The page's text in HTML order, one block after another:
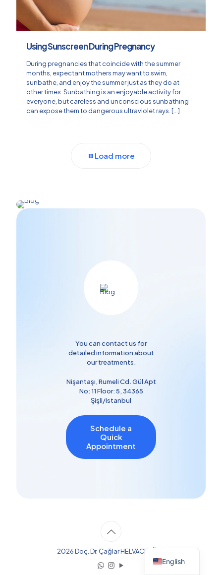
Using Sunscreen During Pregnancy
During pregnancies that coincide with the summer
months, expectant mothers may want to swim,
sunbathe, and enjoy the summer just as they do at
other times. Sunbathing is an enjoyable activity for
everyone, but careless and unconscious sunbathing
can expose them to dangerous ultraviolet rays.[…]
Load more
You can contact us for
detailed information about
our treatments.
Nişantaşı, Rumeli Cd. Gül Apt
No: 11 Floor: 5, 34365
Şişli/Istanbul
Schedule a
Quick
Appointment
2026 Doç. Dr. Çağlar HELVACIOĞLU
English